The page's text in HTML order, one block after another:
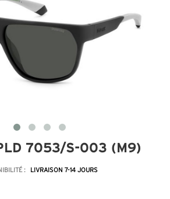
7053/S-003 (M9)
: LIVRAISON 7-14 JOURS